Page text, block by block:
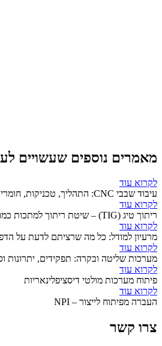
מאמרים נוספים שעשויים
לקרוא עוד
עיבוד שבבי CNC: התהליך, טכניקות, חומרי גלם ויישומים בתעשייה
לקרוא עוד
ריתוך טיג (TIG) – שיטת ריתוך למתכות כמו נירוסטה ואלומיניום
לקרוא עוד
מרעיון למודל: כל מה שרציתם לדעת על
לקרוא עוד
מערכות שליטה ובקרה: תפקידים, יתרונות
לקרוא עוד
פיתוח מערכות מולטי דיסציפלינאריות
לקרוא עוד
העברה מפיתוח לייצור – NPI
צרו קשר